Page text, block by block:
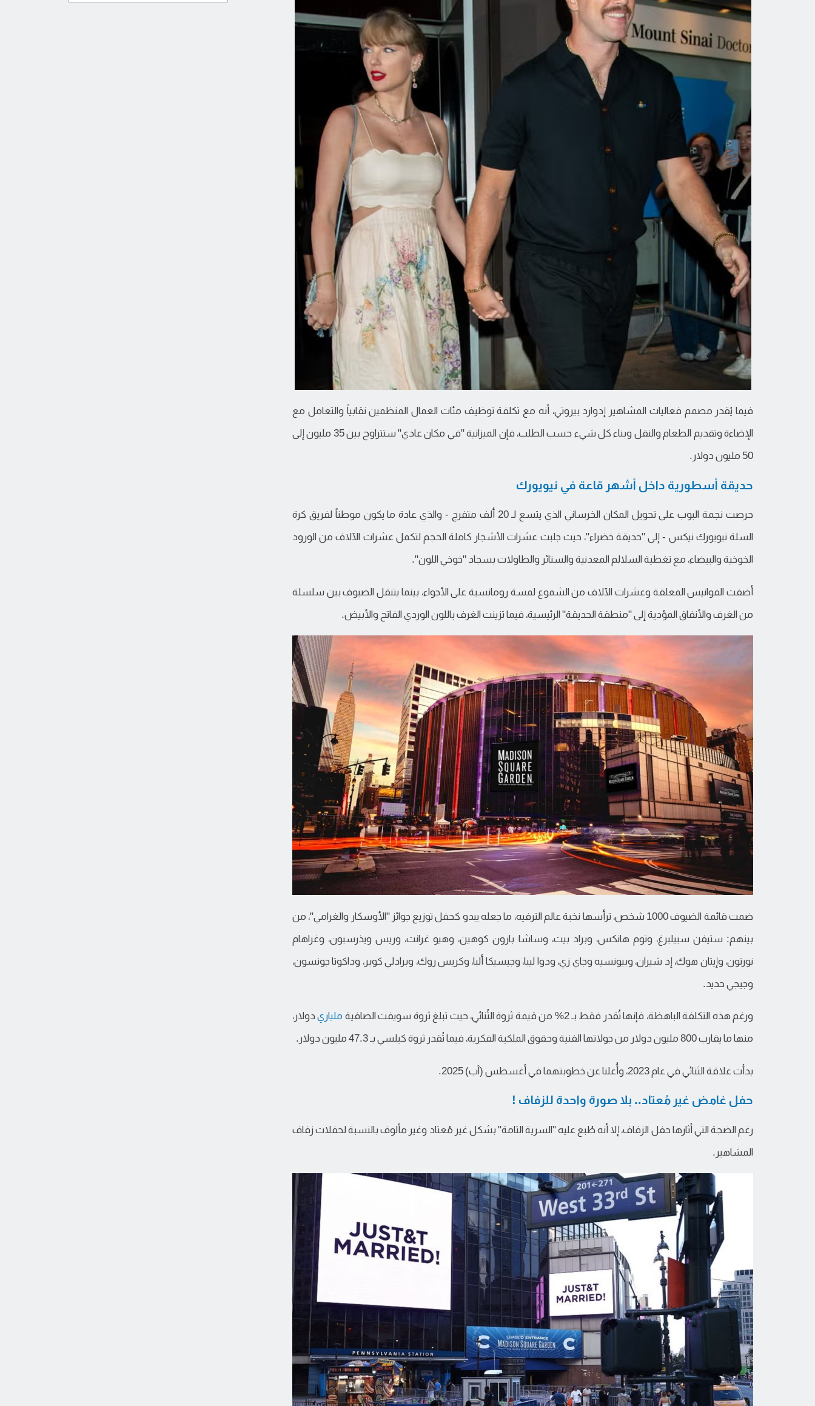
فيما يُقدر مصمم فعاليات المشاهير إدوارد بيروتي، أنه مع تكلفة توظيف مئات العمال المنظمين نقابياً والتعامل مع
الإضاءة وتقديم الطعام والنقل وبناء كل شيء حسب الطلب، فإن الميزانية "في مكان عادي" ستتراوح بين 35 مليون إلى
50 مليون دولار.
حديقة أسطورية داخل أشهر قاعة في نيويورك
حرصت نجمة البوب على تحويل المكان الخرساني الذي يتسع لـ 20 ألف متفرج - والذي عادة ما يكون موطناً لفريق كرة
السلة نيويورك نيكس - إلى "حديقة خضراء"، حيث جلبت عشرات الأشجار كاملة الحجم لتكمل عشرات الآلاف من الورود
الخوخية والبيضاء، مع تغطية السلالم المعدنية والستائر والطاولات بسجاد "خوخي اللون".
أضفت الفوانيس المعلقة وعشرات الآلاف من الشموع لمسة رومانسية على الأجواء، بينما يتنقل الضيوف بين سلسلة
من الغرف والأنفاق المؤدية إلى "منطقة الحديقة" الرئيسية، فيما تزينت الغرف باللون الوردي الفاتح والأبيض.
ضمت قائمة الضيوف 1000 شخص، ترأسها نخبة عالم الترفيه، ما جعله يبدو كحفل توزيع جوائز "الأوسكار والغرامي"، من
بينهم: ستيفن سبيلبرغ، وتوم هانكس، وبراد بيت، وساشا بارون كوهين، وهيو غرانت، وريس ويذرسبون، وغراهام
نورتون، وإيثان هوك، إد شيران، وبيونسيه وجاي زي، ودوا ليبا، وجيسيكا ألبا، وكريس روك، وبرادلي كوبر، وداكوتا جونسون،
وجيجي حديد.
ورغم هذه التكلفة الباهظة، فإنها تُقدر فقط بـ 2% من قيمة ثروة الثُنائي، حيث تبلغ ثروة سويفت الصافية ملياري دولار،
منها ما يقارب 800 مليون دولار من جولاتها الفنية وحقوق الملكية الفكرية، فيما تُقدر ثروة كيلسي بـ 47.3 مليون دولار.
بدأت علاقة الثنائي في عام 2023، وأُعلنا عن خطوبتهما في أغسطس (آب) 2025.
حفل غامض غير مُعتاد.. بلا صورة واحدة للزفاف !
رغم الضجة التي أثارها حفل الزفاف، إلا أنه طُبع عليه "السرية التامة" بشكل غير مُعتاد وغير مألوف بالنسبة لحفلات زفاف
المشاهير.